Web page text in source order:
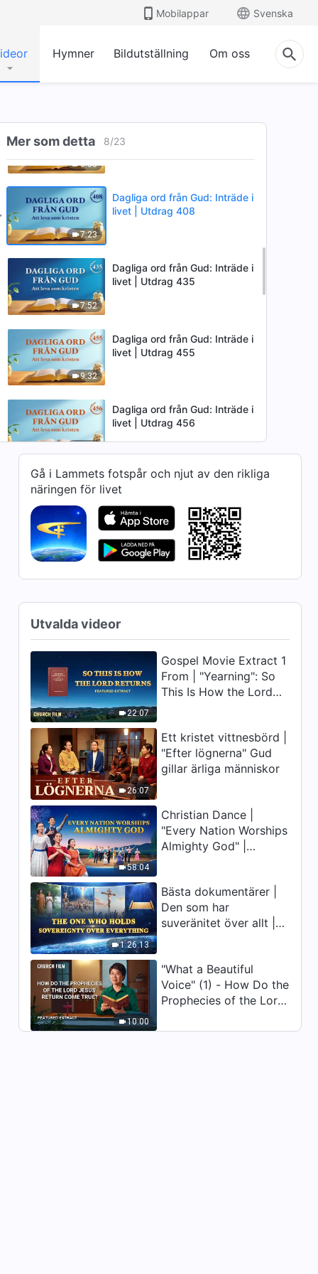
Mobilappar Svenska
Hymner Bildutställning Om oss
Mer som detta 8/23
Dagliga ord från Gud: Inträde i
6:35
Dagliga ord från Gud: Inträde i
livet | Utdrag 407
7:23
Dagliga ord från Gud: Inträde i
livet | Utdrag 408
7:52
Dagliga ord från Gud: Inträde i
livet | Utdrag 435
9:32
Dagliga ord från Gud: Inträde i
livet | Utdrag 455
Dagliga ord från Gud: Inträde i
livet | Utdrag 456
6:35
Dagliga ord från Gud: Inträde i
livet | Utdrag 460
Dagliga ord från Gud: Inträde i
livet | Utdrag 505
15:08
Dagliga ord från Gud: Inträde i
5:14
Dagliga ord från Gud: Inträde i
livet | Utdrag 519
7:58
Dagliga ord från Gud: Inträde i
livet | Utdrag 520
11:30
Dagliga ord från Gud: Inträde i
livet | Utdrag 524
21:34
Dagliga ord från Gud: Inträde i
livet | Utdrag 525
10:32
Dagliga ord från Gud: Inträde i
livet | Utdrag 527
Gå i Lammets fotspår och njut av den rikliga
näringen för livet
Utvalda videor
22:07
Gospel Movie Extract 1
From | "Yearning": So
This Is How the Lord
26:07
Ett kristet vittnesbörd |
"Efter lögnerna" Gud
gillar ärliga människor
58:04
Christian Dance |
"Every Nation Worships
Almighty God" |
1:26:13
Bästa dokumentärer |
Den som har
suveränitet över allt |
10:00
"What a Beautiful
Voice" (1) - How Do the
Prophecies of the Lord
True